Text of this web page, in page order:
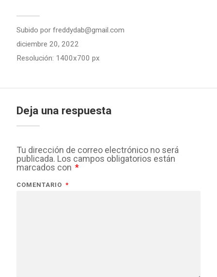
Subido por freddydab@gmail.com
diciembre 20, 2022
Resolución: 1400x700 px
Deja una respuesta
Tu dirección de correo electrónico no será
publicada. Los campos obligatorios están
marcados con *
COMENTARIO *